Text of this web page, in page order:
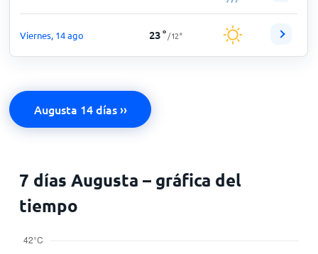
Viernes, 14 ago 23° /12°
Augusta 14 días ››
7 días Augusta – gráfica del
tiempo